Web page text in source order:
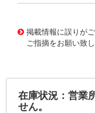
掲載情報に誤りが
ご指摘をお願い致し
在庫状況：営業
せん。